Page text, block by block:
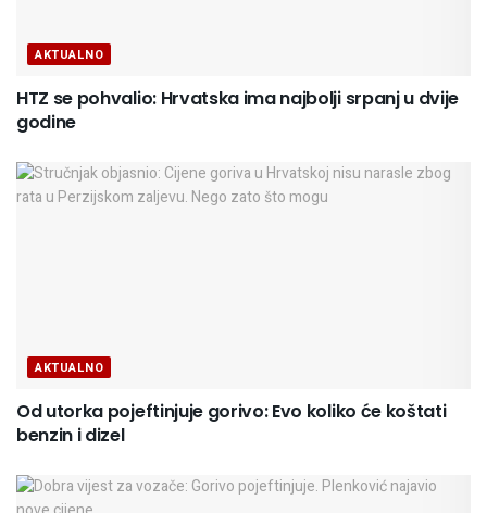
AKTUALNO
HTZ se pohvalio: Hrvatska ima najbolji srpanj u dvije
godine
AKTUALNO
Od utorka pojeftinjuje gorivo: Evo koliko će koštati
benzin i dizel